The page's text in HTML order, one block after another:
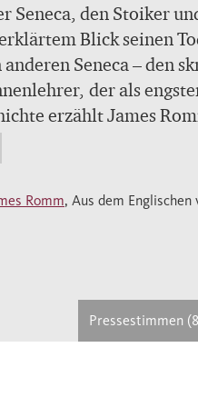
Seneca, den Stoiker
Blick seinen
– den skrupellosen Politiker und
der als
erzählt James
alltägliche Sterben am
als Erzieher des
römischen
nach, das bald in
Romm, Aus dem Englischen
Pressestimmen